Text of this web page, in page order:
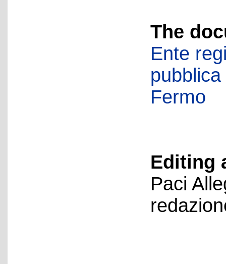
The
Ente
Fermo
Editing
Paci